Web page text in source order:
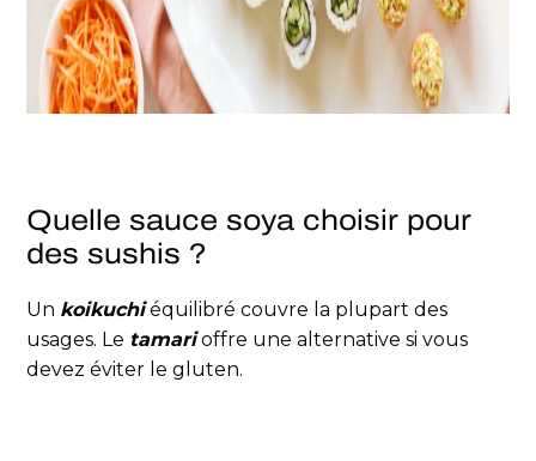
Quelle sauce soya choisir pour
des sushis ?
Un koikuchiéquilibré couvre la plupart des
usages. Le tamarioffre une alternative si vous
devez éviter le gluten.